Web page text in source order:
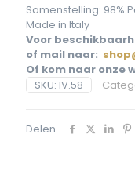
Samenstelling: 98%
Made in Italy
Voor
of mail naar:
Of kom naar onze
SKU: IV.58
Delen